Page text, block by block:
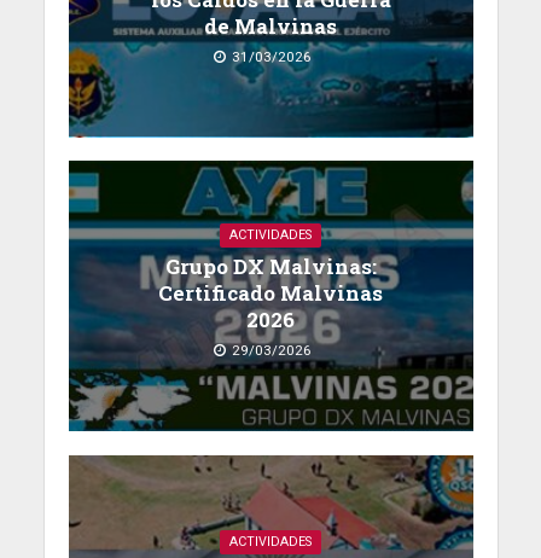
de Malvinas
31/03/2026
ACTIVIDADES
Grupo DX Malvinas:
Certificado Malvinas
2026
29/03/2026
ACTIVIDADES